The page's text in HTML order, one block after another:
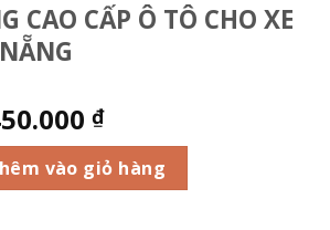
CAO CẤP Ô TÔ CHO XE
₫
CẤP Ô TÔ CHO XE 4-7 CHỔ ĐÀ NẴNG số
vào giỏ hàng